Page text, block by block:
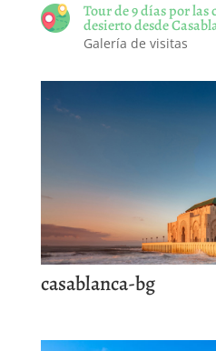
Tour de 9 días por
desierto desde
Galería de visitas
casablanca-bg